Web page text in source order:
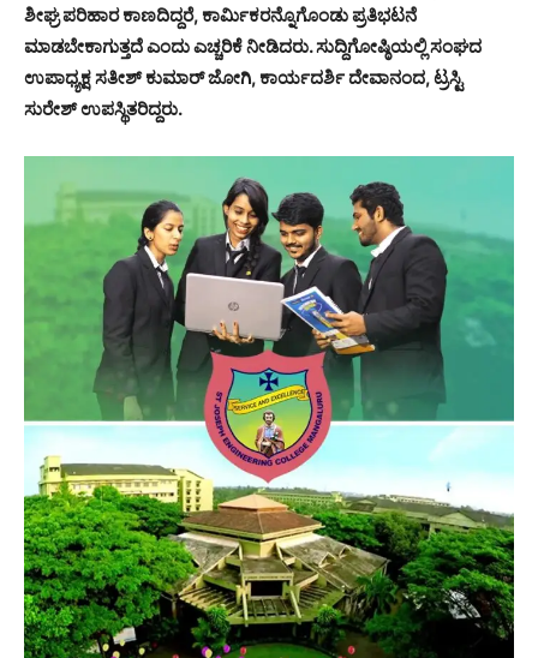
ಶೀಘ್ರ ಪರಿಹಾರ ಕಾಣದಿದ್ದರೆ, ಕಾರ್ಮಿಕರನ್ನೊಗೊಂಡು ಪ್ರತಿಭಟನೆ
ಮಾಡಬೇಕಾಗುತ್ತದೆ ಎಂದು ಎಚ್ಚರಿಕೆ ನೀಡಿದರು. ಸುದ್ದಿಗೋಷ್ಠಿಯಲ್ಲಿ ಸಂಘದ
ಉಪಾಧ್ಯಕ್ಷ ಸತೀಶ್ ಕುಮಾರ್ ಜೋಗಿ, ಕಾರ್ಯದರ್ಶಿ ದೇವಾನಂದ, ಟ್ರಸ್ಟಿ
ಸುರೇಶ್ ಉಪಸ್ಥಿತರಿದ್ದರು.